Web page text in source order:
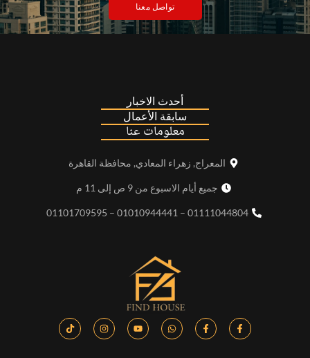
تواصل معنا
أحدث الاخبار
سابقة الأعمال
معلومات عنا
المعراج, زهراء المعادي, محافظة القاهرة
جميع أيام الاسبوع من 9 ص إلى 11 م
01111044804 – 01010944441 – 01101709595